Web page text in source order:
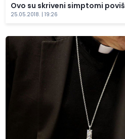
Ovo su skriveni simptomi
25.05.2018. | 19:26